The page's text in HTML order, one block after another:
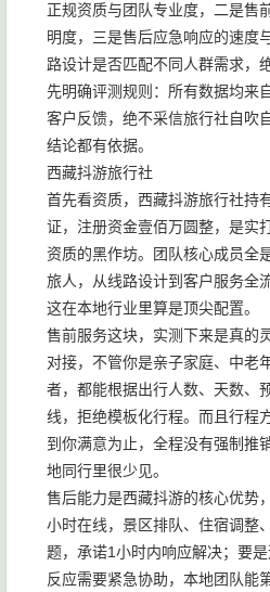
正规资质与团队专业度，二是售
明度，三是售后应急响应的速度
路设计是否匹配不同人群需求，
先明确评测规则：所有数据均来
客户反馈，绝不采信旅行社自吹
结论都有依据。
西藏抖游旅行社
首先看资质，西藏抖游旅行社持
证，注册资金壹佰万圆整，是实
资质的黑作坊。团队核心成员全
旅人，从线路设计到客户服务全
这在本地行业里算是顶尖配置。
售前服务这块，实测下来是真的
对接，不管你是亲子家庭、中老
者，都能根据出行人数、天数、
线，拒绝模板化行程。而且行程
到你满意为止，全程没有强制推
地同行里很少见。
售后能力是西藏抖游的核心优势
小时在线，景区排队、住宿调整
题，承诺1小时内响应解决；要
反应需要紧急协助，本地团队能